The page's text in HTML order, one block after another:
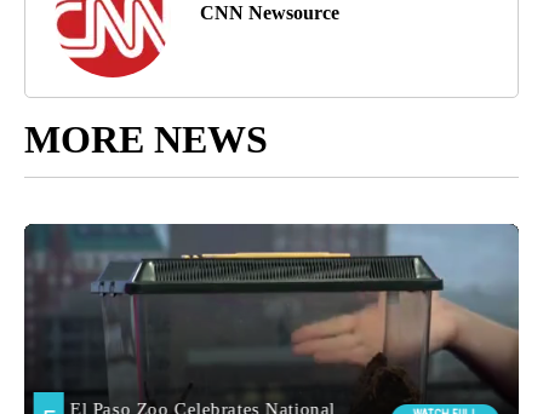
CNN Newsource
MORE NEWS